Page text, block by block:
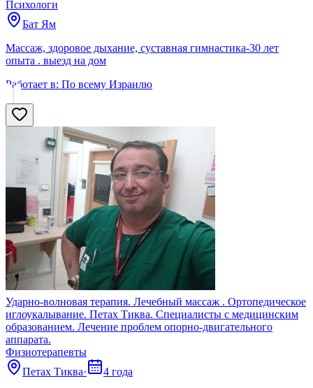
Психологи
Бат Ям
Массаж, здоровое дыхание, суставная гимнастика-30 лет
опыта . выезд на дом
Работает в: По всему Израилю
Ударно-волновая терапия. Лечебный массаж . Ортопедическое
иглоукалывание. Петах Тиква. Специалисты с медицинским
образованием. Лечение проблем опорно-двигательного
аппарата.
Физиотерапевты
Петах Тиква·
4 года